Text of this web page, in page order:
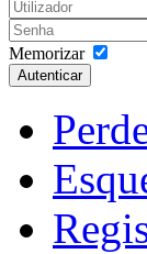
Memorizar
Autenticar